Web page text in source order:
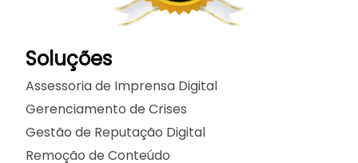
Soluções
Assessoria de Imprensa Digital
Gerenciamento de Crises
Gestão de Reputação Digital
Remoção de Conteúdo